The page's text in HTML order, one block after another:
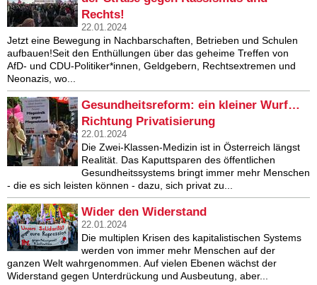
Rechts!
22.01.2024
Jetzt eine Bewegung in Nachbarschaften, Betrieben und Schulen
aufbauen!Seit den Enthüllungen über das geheime Treffen von
AfD- und CDU-Politiker*innen, Geldgebern, Rechtsextremen und
Neonazis, wo...
Gesundheitsreform: ein kleiner Wurf…
Richtung Privatisierung
22.01.2024
Die Zwei-Klassen-Medizin ist in Österreich längst
Realität. Das Kaputtsparen des öffentlichen
Gesundheitssystems bringt immer mehr Menschen
- die es sich leisten können - dazu, sich privat zu...
Wider den Widerstand
22.01.2024
Die multiplen Krisen des kapitalistischen Systems
werden von immer mehr Menschen auf der
ganzen Welt wahrgenommen. Auf vielen Ebenen wächst der
Widerstand gegen Unterdrückung und Ausbeutung, aber...